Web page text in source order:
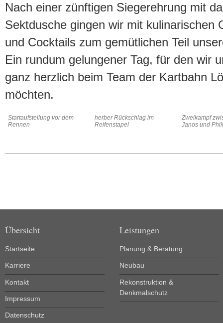
Nach einer zünftigen Siegerehrung mit
Sektdusche gingen wir mit kulinarischen
und Cocktails zum gemütlichen Teil
Ein rundum gelungener Tag, für den wir
ganz herzlich beim Team der Kartbahn
möchten.
Startaufstellung vor dem
Rennen
herber Rückschlag im
Reifenstapel
Zweikampf
Janos und
Übersicht
Startseite
Karriere
Kontakt
Impressum
Datenschutz
Leistungen
Planung & Beratung
Neubau
Rekonstruktion &
Denkmalschutz